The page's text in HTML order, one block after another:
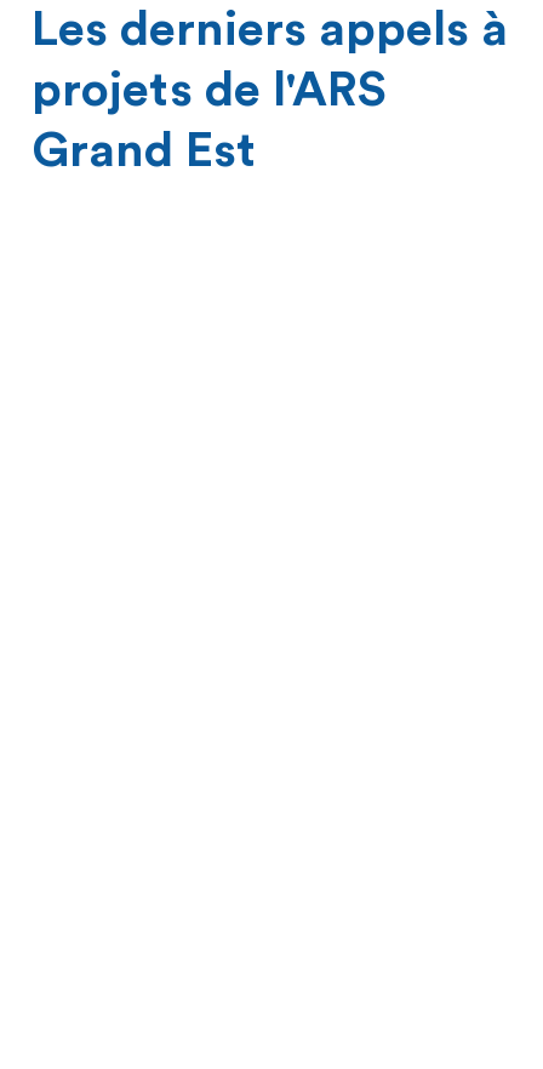
Les derniers appels à
projets de l'ARS
Grand Est